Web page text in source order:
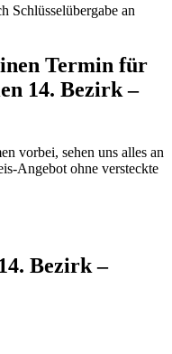
Schlüsselübergabe an
Termin für
14. Bezirk –
vorbei, sehen uns alles an
Angebot ohne versteckte
Bezirk –